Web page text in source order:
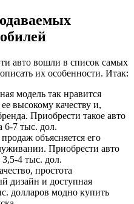
авто вошли в список самых
их особенности. Итак:
модель так нравится
высокому качеству и,
Приобрести такое авто
6-7 тыс. дол.
объясняется его
Приобрести авто
4 тыс. дол.
простота
дизайн и доступная
долларов модно купить